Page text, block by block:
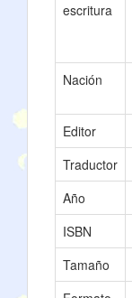
escritura
Nación
Editor
Traductor
Año
ISBN
Tamaño